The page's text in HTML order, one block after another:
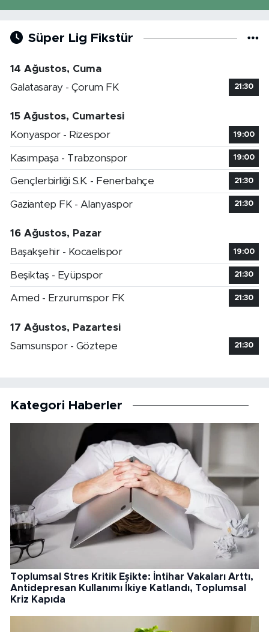
Süper Lig Fikstür
14 Ağustos, Cuma
Galatasaray - Çorum FK
21:30
15 Ağustos, Cumartesi
Konyaspor - Rizespor
19:00
Kasımpaşa - Trabzonspor 19:00
Gençlerbirliği S.K. - Fenerbahçe 21:30
Gaziantep FK - Alanyaspor 21:30
16 Ağustos, Pazar
Başakşehir - Kocaelispor
19:00
Beşiktaş - Eyüpspor 21:30
Amed - Erzurumspor FK 21:30
17 Ağustos, Pazartesi
Samsunspor - Göztepe
21:30
Kategori Haberler
Toplumsal Stres Kritik Eşikte: İntihar Vakaları Arttı,
Antidepresan Kullanımı İkiye Katlandı, Toplumsal
Kriz Kapıda